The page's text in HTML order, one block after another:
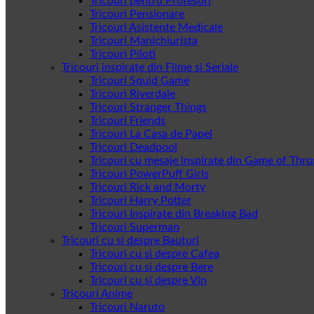
Tricouri Pensionare
Tricouri Asistente Medicale
Tricouri Manichiurista
Tricouri Piloti
Tricouri inspirate din Filme si Seriale
Tricouri Squid Game
Tricouri Riverdale
Tricouri Stranger Things
Tricouri Friends
Tricouri La Casa de Papel
Tricouri Deadpool
Tricouri cu mesaje inspirate din Game of
Tricouri PowerPuff Girls
Tricouri Rick and Morty
Tricouri Harry Potter
Tricouri Inspirate din Breaking Bad
Tricouri Superman
Tricouri cu si despre Bauturi
Tricouri cu si despre Cafea
Tricouri cu si despre Bere
Tricouri cu si despre Vin
Tricouri Anime
Tricouri Naruto